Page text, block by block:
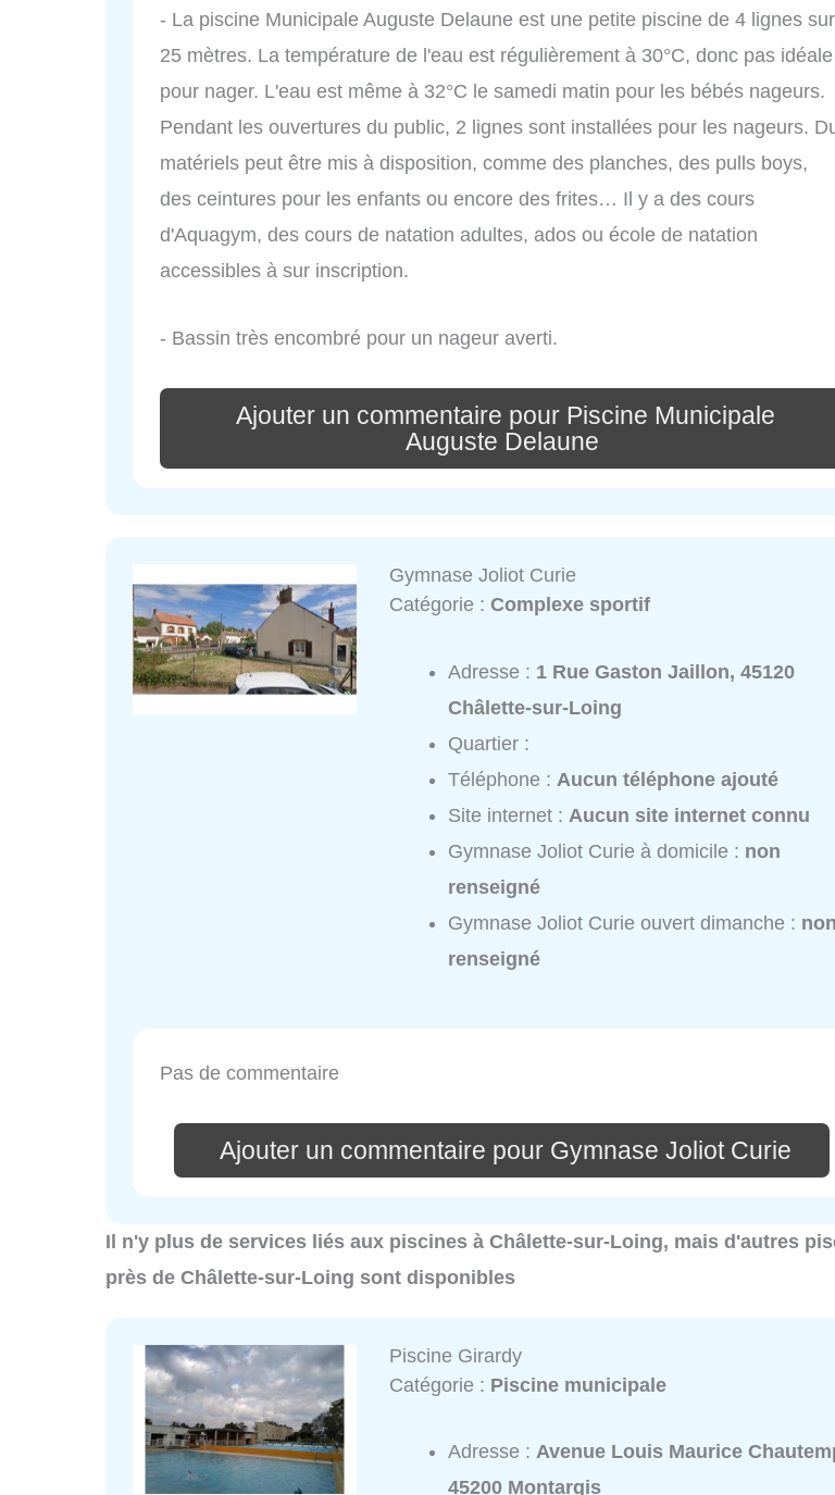
- La piscine Municipale Auguste Delaune est une petite piscine de 4 lignes sur
25 mètres. La température de l'eau est régulièrement à 30°C, donc pas idéale
pour nager. L'eau est même à 32°C le samedi matin pour les bébés nageurs.
Pendant les ouvertures du public, 2 lignes sont installées pour les nageurs.
matériels peut être mis à disposition, comme des planches, des pulls boys,
des ceintures pour les enfants ou encore des frites… Il y a des cours
d'Aquagym, des cours de natation adultes, ados ou école de natation
accessibles à sur inscription.
- Bassin très encombré pour un nageur averti.
Ajouter un commentaire pour Piscine Municipale
Auguste Delaune
Gymnase Joliot Curie
Catégorie :Complexe sportif
Adresse : 1 Rue Gaston Jaillon, 45120
Châlette-sur-Loing
Quartier :
Téléphone : Aucun téléphone ajouté
Site internet : Aucun site internet connu
Gymnase Joliot Curie à domicile : non
renseigné
Gymnase Joliot Curie ouvert dimanche : non
renseigné
Pas de commentaire
Ajouter un commentaire pour Gymnase Joliot Curie
Il n'y plus de services liés aux piscines à Châlette-sur-Loing, mais d'autres
près de Châlette-sur-Loing sont disponibles
Piscine Girardy
Catégorie : Piscine municipale
Adresse :Avenue Louis Maurice
45200 Montargis